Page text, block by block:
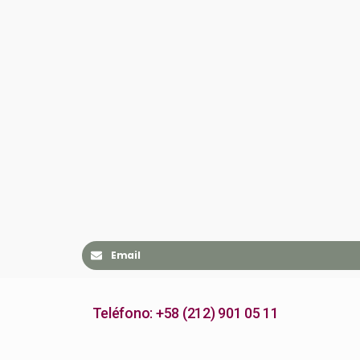
Email
Teléfono: +58 (212) 901 05 11